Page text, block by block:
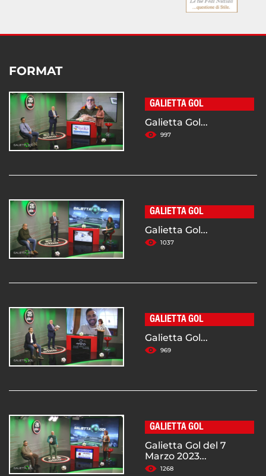
FORMAT
GALIETTA GOL
Galietta Gol...
997
GALIETTA GOL
Galietta Gol...
1037
GALIETTA GOL
Galietta Gol...
969
GALIETTA GOL
Galietta Gol del 7
Marzo 2023...
1268